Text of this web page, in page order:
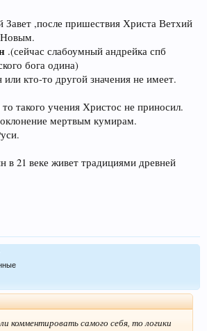
Завет ,после пришествия Христа Ветхий
Новым.
.(сейчас слабоумный андрейка спб
бога одина)
кто-то другой значения не имеет.
такого учения Христос не приносил.
мертвым кумирам.
21 веке живет традициями древней
комментировать самого себя, то логики